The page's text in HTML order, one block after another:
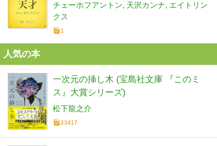
チェーホフアントン 天沢カンナ エイトリン
クス
1
人気の本
一次元の挿し木 (宝島社文庫 『このミ
ス』大賞シリーズ)
松下龍之介
23417